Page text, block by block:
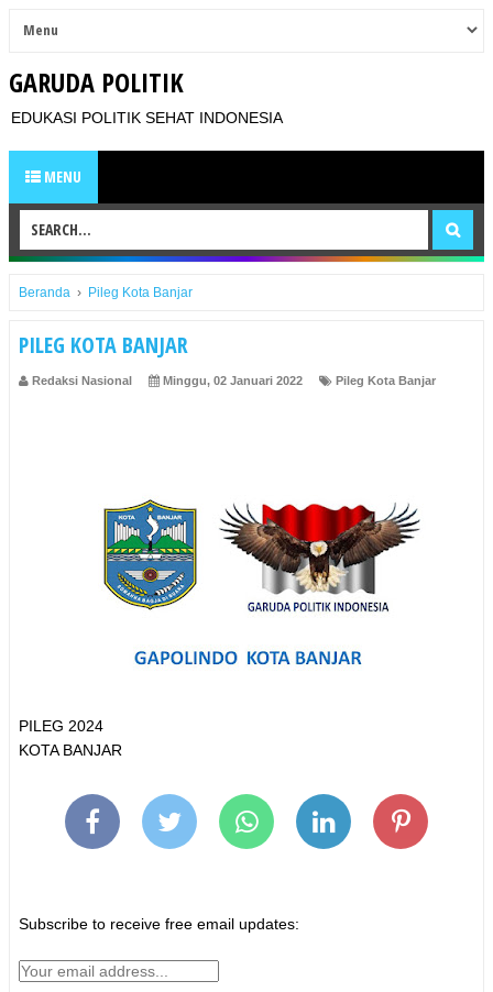
GARUDA POLITIK
EDUKASI POLITIK SEHAT INDONESIA
MENU
Beranda › Pileg Kota Banjar
PILEG KOTA BANJAR
Redaksi Nasional Minggu, 02 Januari 2022 Pileg Kota Banjar
PILEG 2024
KOTA BANJAR
Subscribe to receive free email updates: